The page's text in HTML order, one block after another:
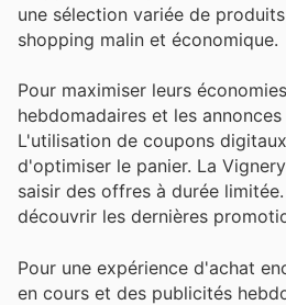
une sélection variée de
shopping malin et économique.
Pour maximiser leurs
hebdomadaires et les
L'utilisation de coupons
d'optimiser le panier. La
saisir des offres à durée
découvrir les dernières
Pour une expérience d'achat
en cours et des publicités